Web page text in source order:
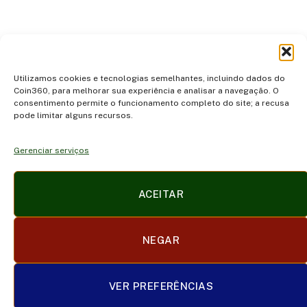
Utilizamos cookies e tecnologias semelhantes, incluindo dados do
Coin360, para melhorar sua experiência e analisar a navegação. O
consentimento permite o funcionamento completo do site; a recusa
pode limitar alguns recursos.
Gerenciar serviços
ACEITAR
NEGAR
VER PREFERÊNCIAS
(Twitter)
CONTATO TERMOS DE USO
TRABALHE CONOSCO